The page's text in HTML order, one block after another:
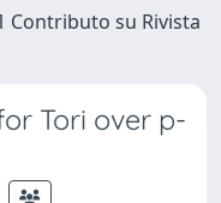
Contributo su Rivista
Tori over p-